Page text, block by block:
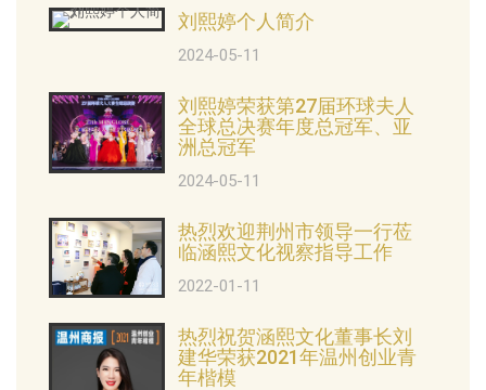
刘熙婷个人简介
2024-05-11
刘熙婷荣获第27届环球夫人
全球总决赛年度总冠军、亚
洲总冠军
2024-05-11
热烈欢迎荆州市领导一行莅
临涵熙文化视察指导工作
2022-01-11
热烈祝贺涵熙文化董事长刘
建华荣获2021年温州创业青
年楷模